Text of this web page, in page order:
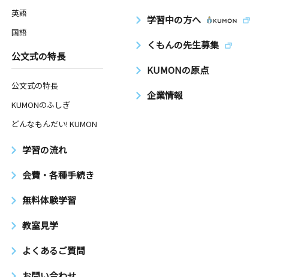
英語
国語
公文式の特長
公文式の特長
KUMONのふしぎ
どんなもんだい! KUMON
学習の流れ
会費・各種手続き
無料体験学習
教室見学
よくあるご質問
学習中の方へ
くもんの先生募集
KUMONの原点
企業情報